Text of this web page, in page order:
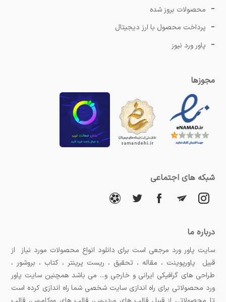
محصولات بروز شده
پرداخت محصول با ارز دیجیتال
پاور ورد نیوز
مجوزها
شبکه های اجتماعی
درباره ما
سایت پاور ورد مرجعی است برای دانلود انواع محصولات مورد نیاز از
قبیل پاورپوینت ، مقاله ، تحقیق ، ریست پرینتر ، کتاب ، بروشور ،
طراحی های گرافیکی ایرانی و خارجی و... می باشد همچنین سایت پاور
ورد محصولاتی برای راه اندازی سایت شخصی شما راه اندازی کرده است